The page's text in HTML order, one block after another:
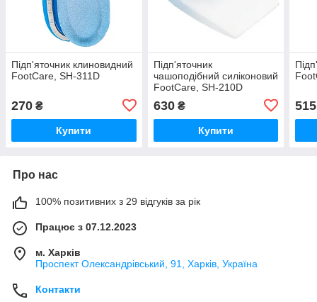
Підп'яточник клиновидний
FootCare, SH-311D
270 ₴
Купити
Підп'яточник
чашоподібний силіконовий
FootCare, SH-210D
630₴
Купити
515
Про нас
100% позитивних з 29 відгуків за рік
Працює з 07.12.2023
м. Харків
Проспект Олександрівський, 91, Харків, Україна
Контакти